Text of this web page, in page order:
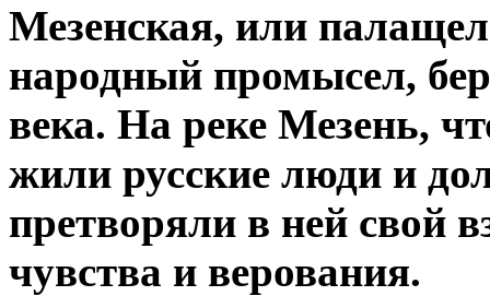
Мезенская, или
народный промысел,
века. На реке Мезень,
жили русские люди и
претворяли в ней свой
чувства и верования.